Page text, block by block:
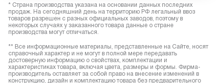
* Страна производства указана на основании данных последних
продаж. На сегодняшний день на территорию РФ легальный ввоз
товаров разрешен с разных официальных заводов, поэтому в
некоторых случаях у заказанного товара данные о стране
производства могут отличаться.
** Все информационные материалы, представленные на Сайте, носят
справочный характер и не могут в полной мере передавать
достоверную информацию о свойствах, комплектации и
характеристиках товара, включая цвета, размеры и формы. Фирма-
производитель оставляет за собой право на внесение изменений в
конструкцию, дизайн и комплектацию товара без предварительного